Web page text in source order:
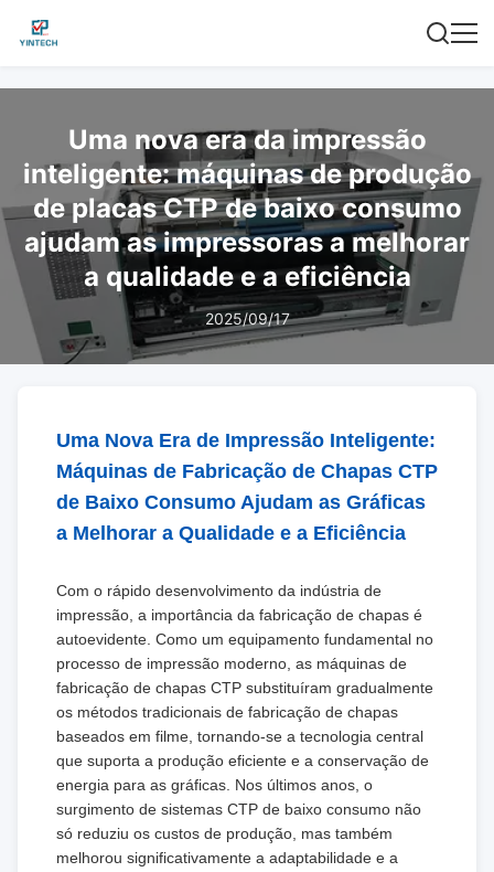
Uma nova era da impressão
inteligente: máquinas de produção
de placas CTP de baixo consumo
ajudam as impressoras a melhorar
a qualidade e a eficiência
2025/09/17
Uma Nova Era de Impressão Inteligente:
Máquinas de Fabricação de Chapas CTP
de Baixo Consumo Ajudam as Gráficas
a Melhorar a Qualidade e a Eficiência
Com o rápido desenvolvimento da indústria de
impressão, a importância da fabricação de chapas é
autoevidente. Como um equipamento fundamental no
processo de impressão moderno, as máquinas de
fabricação de chapas CTP substituíram gradualmente
os métodos tradicionais de fabricação de chapas
baseados em filme, tornando-se a tecnologia central
que suporta a produção eficiente e a conservação de
energia para as gráficas. Nos últimos anos, o
surgimento de sistemas CTP de baixo consumo não
só reduziu os custos de produção, mas também
melhorou significativamente a adaptabilidade e a